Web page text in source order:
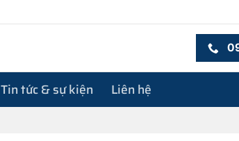
Tin tức & sự kiện Liên hệ